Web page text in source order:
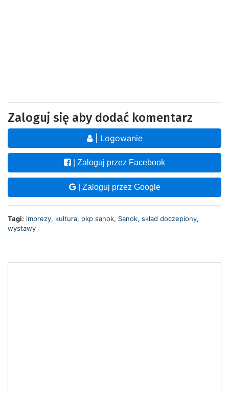
Zaloguj się aby dodać komentarz
| Logowanie
| Zaloguj przez Facebook
| Zaloguj przez Google
Tagi: imprezy, kultura, pkp sanok, Sanok, skład doczepiony,
wystawy